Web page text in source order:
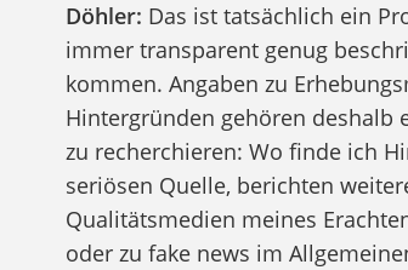
Döhler: Das ist tatsächlich ein
immer transparent genug
kommen. Angaben zu
Hintergründen gehören deshalb
zu recherchieren: Wo finde ich
seriösen Quelle, berichten
Qualitätsmedien meines
oder zu fake news im